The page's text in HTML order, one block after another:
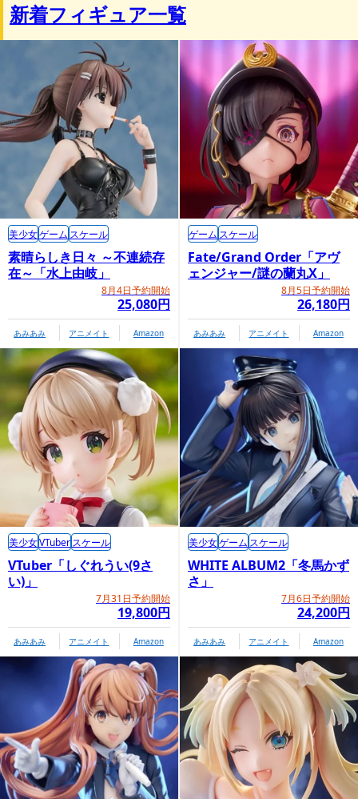
新着フィギュア一覧
素晴らしき日々 ～不連続存
在～「水上由岐」
8月4日予約開始
25,080円
美少女ゲーム スケール
あみあみ アニメイト Amazon
Fate/Grand Order「アヴ
ェンジャー/謎の蘭丸X」
8月5日予約開始
26,180円
ゲーム スケール
あみあみ アニメイト Amazon
VTuber「しぐれうい(9さ
い)」
7月31日予約開始
19,800円
美少女VTuberスケール
あみあみ アニメイト Amazon
WHITE ALBUM2「冬馬かず
さ」
7月6日予約開始
24,200円
美少女ゲーム スケール
あみあみ アニメイト Amazon